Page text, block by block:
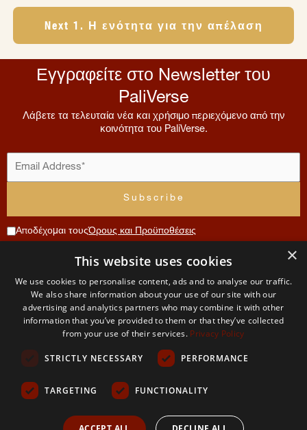
Next 1. Η ενότητα για την απέλαση
Εγγραφείτε στο Newsletter του
PaliVerse
Λάβετε τα τελευταία νέα και χρήσιμο περιεχόμενο από την
κοινότητα του PaliVerse.
Αποδέχομαι τουςΌρους και Προϋποθέσεις
The
PaliVerse
Μενού
Αρχική
Σχετικά
με εμάς
ομάδα
Συνεισφορά
ΕπικοινωνίαΛογαριασμός
Αίτηση
μέλους
Ο
λογαριασμός
Όροι
Χρήσης
και
Απορρήτου
Όροι και
Πολιτική
×
This website uses cookies
We use cookies to personalise content, ads and to analyse our traffic.
We also share information about your use of our site with our
advertising and analytics partners who may combine it with other
information that you’ve provided to them or that they’ve collected
from your use of their services. Privacy Policy
STRICTLY NECESSARY PERFORMANCE
TARGETING FUNCTIONALITY